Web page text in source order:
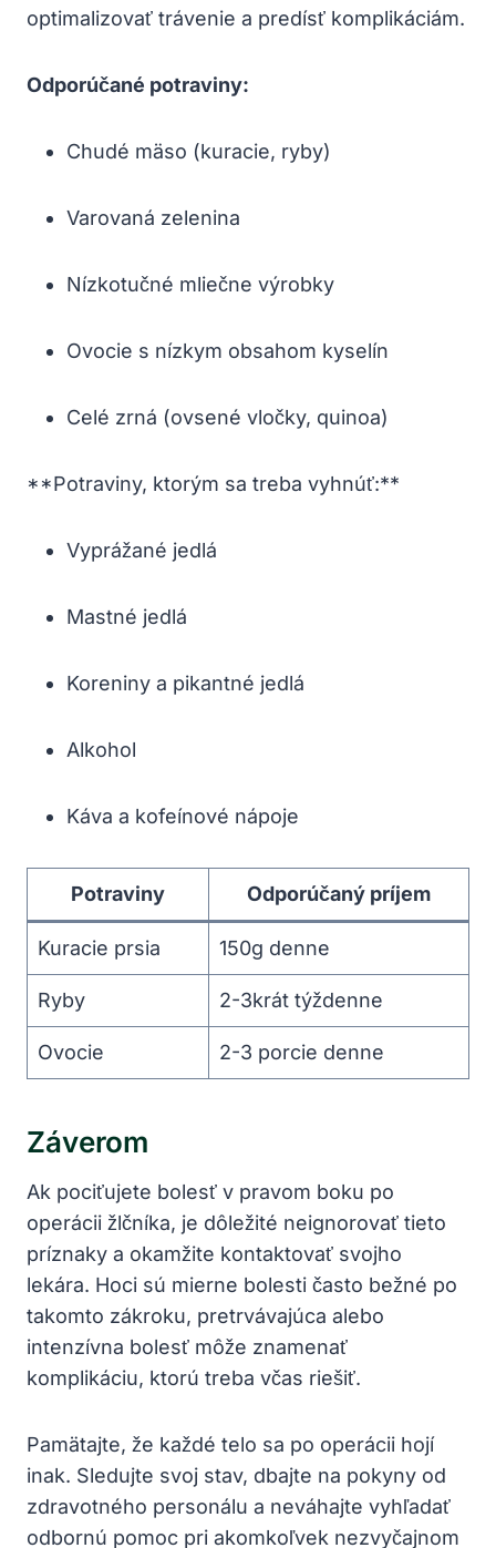
optimalizovať trávenie a predísť komplikáciám.
Odporúčané potraviny:
Chudé mäso (kuracie, ryby)
Varovaná zelenina
Nízkotučné mliečne výrobky
Ovocie s nízkym obsahom kyselín
Celé zrná (ovsené vločky, quinoa)
**Potraviny, ktorým sa treba vyhnúť:**
Vyprážané jedlá
Mastné jedlá
Koreniny a pikantné jedlá
Alkohol
Káva a kofeínové nápoje
Potraviny Odporúčaný príjem
Kuracie prsia 150g denne
Ryby 2-3krát týždenne
Ovocie 2-3 porcie denne
Záverom
Ak pociťujete bolesť v pravom boku po
operácii žlčníka, je dôležité neignorovať tieto
príznaky a okamžite kontaktovať svojho
lekára. Hoci sú mierne bolesti často bežné po
takomto zákroku, pretrvávajúca alebo
intenzívna bolesť môže znamenať
komplikáciu, ktorú treba včas riešiť.
Pamätajte, že každé telo sa po operácii hojí
inak. Sledujte svoj stav, dbajte na pokyny od
zdravotného personálu a neváhajte vyhľadať
odbornú pomoc pri akomkoľvek nezvyčajnom